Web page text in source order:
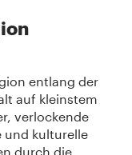
entlang der
auf kleinstem
verlockende
und kulturelle
durch die